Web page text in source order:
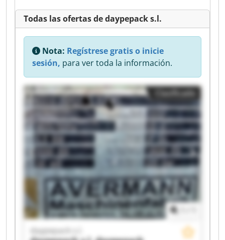
Todas las ofertas de daypepack s.l.
Nota: Regístrese gratis o inicie
sesión, para ver toda la información.
daypepack s.l.